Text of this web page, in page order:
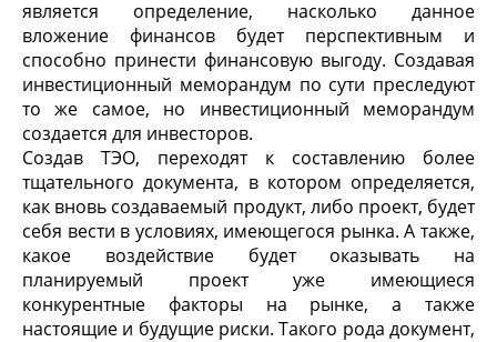
является определение, насколько данное
вложение финансов будет перспективным и
способно принести финансовую выгоду. Создавая
инвестиционный меморандум по сути преследуют
то же самое, но инвестиционный меморандум
создается для инвесторов.
Создав ТЭО, переходят к составлению более
тщательного документа, в котором определяется,
как вновь создаваемый продукт, либо проект, будет
себя вести в условиях, имеющегося рынка. А также,
какое воздействие будет оказывать на
планируемый проект уже имеющиеся
конкурентные факторы на рынке, а также
настоящие и будущие риски. Такого рода документ,